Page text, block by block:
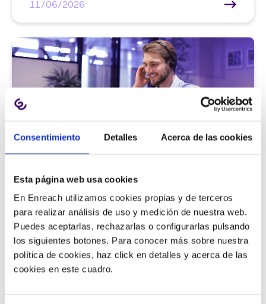
Consentimiento Detalles Acerca de las cookies
Esta página web usa cookies
En Enreach utilizamos cookies propias y de terceros
para realizar análisis de uso y medición de nuestra web.
Puedes aceptarlas, rechazarlas o configurarlas pulsando
los siguientes botones. Para conocer más sobre nuestra
política de cookies, haz click en detalles y acerca de las
cookies en este cuadro.
11/06/2026
9 métricas de call center para medir
la satisfacción del cliente
11/06/2026